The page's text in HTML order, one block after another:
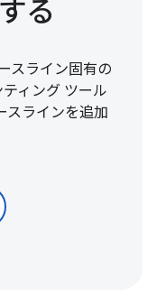
る
スライン固有の
ィング ツール
スラインを追加